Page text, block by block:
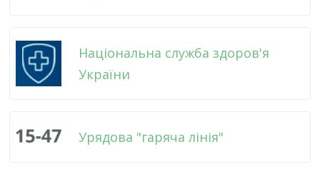
Національна служба здоров'я
України
Урядова "гаряча лінія"